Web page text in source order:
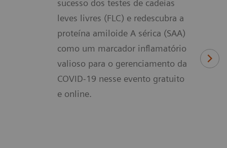
sucesso dos testes de cadeias
leves livres (FLC) e redescubra a
proteína amiloide A sérica (SAA)
como um marcador inflamatório
valioso para o gerenciamento da
COVID-19 nesse evento gratuito
e online.